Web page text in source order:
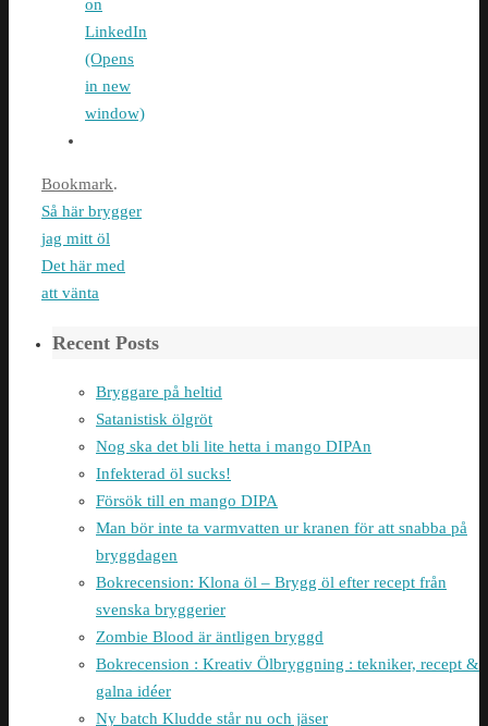
on
LinkedIn
(Opens
in new
window)
Bookmark.
Så här brygger
jag mitt öl
Det här med
att vänta
Recent Posts
Bryggare på heltid
Satanistisk ölgröt
Nog ska det bli lite hetta i mango DIPAn
Infekterad öl sucks!
Försök till en mango DIPA
Man bör inte ta varmvatten ur kranen för att snabba på
bryggdagen
Bokrecension: Klona öl – Brygg öl efter recept från
svenska bryggerier
Zombie Blood är äntligen bryggd
Bokrecension : Kreativ Ölbryggning : tekniker, recept &
galna idéer
Ny batch Kludde står nu och jäser